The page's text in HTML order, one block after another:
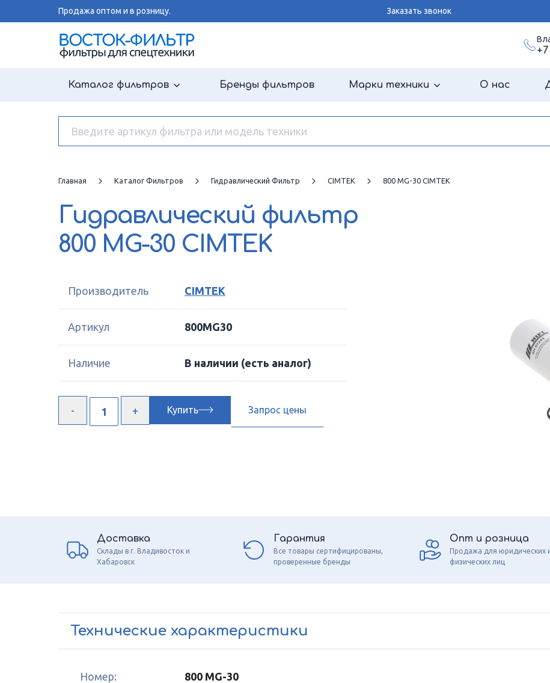
Продажа оптом и в розницу. Заказать звонок
+7
Каталог фильтров Бренды фильтров Марки техники О нас
Главная Каталог Фильтров Гидравлический Фильтр CIMTEK 800 MG-30 CIMTEK
Гидравлический фильтр
800 MG-30 CIMTEK
Производитель CIMTEK
Артикул 800MG30
Наличие В наличии (есть аналог)
Купить Запрос цены
Доставка
Склады в г. Владивосток и
Хабаровск
Гарантия
Все товары сертифицированы,
проверенные бренды
Опт и розница
Продажа для юридических
физических лиц
Технические характеристики
Номер: 800 MG-30